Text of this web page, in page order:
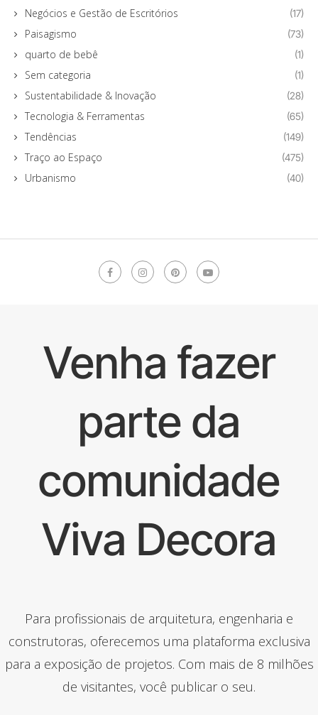
Negócios e Gestão de Escritórios (17)
Paisagismo (73)
quarto de bebê (1)
Sem categoria (1)
Sustentabilidade & Inovação (28)
Tecnologia & Ferramentas (65)
Tendências (149)
Traço ao Espaço (475)
Urbanismo (40)
Venha fazer
parte da
comunidade
Viva Decora
Para profissionais de arquitetura, engenharia e
construtoras, oferecemos uma plataforma exclusiva
para a exposição de projetos. Com mais de 8 milhões
de visitantes, você publicar o seu.